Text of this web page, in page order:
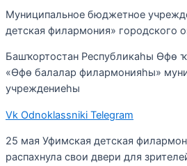
Муниципальное бюджетное
детская филармония» городского
Башҡортостан Республикаһы Өфө
«Өфө балалар филармонияһы»
учреждениеһы
Vk Odnoklassniki Telegram
25 мая Уфимская детская
распахнула свои двери для